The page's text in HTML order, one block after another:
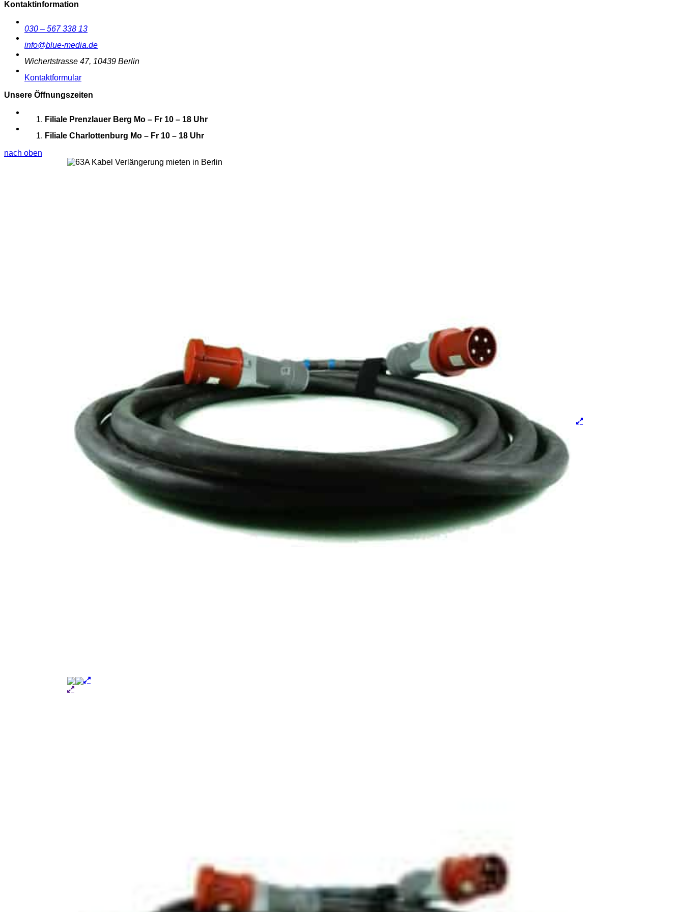
Kontaktinformation
030 – 567 338 13
info@blue-media.de
Wichertstrasse 47, 10439 Berlin
Kontaktformular
Unsere Öffnungszeiten
Filiale Prenzlauer Berg Mo – Fr 10 – 18 Uhr
Filiale Charlottenburg Mo – Fr 10 – 18 Uhr
nach oben